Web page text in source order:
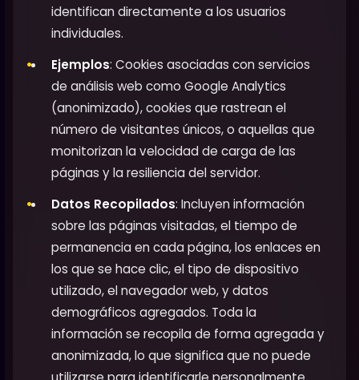
identifican directamente a los usuarios
individuales.
Ejemplos: Cookies asociadas con servicios
de análisis web como Google Analytics
(anonimizado), cookies que rastrean el
número de visitantes únicos, o aquellas que
monitorizan la velocidad de carga de las
páginas y la resiliencia del servidor.
Datos Recopilados: Incluyen información
sobre las páginas visitadas, el tiempo de
permanencia en cada página, los enlaces en
los que se hace clic, el tipo de dispositivo
utilizado, el navegador web, y datos
demográficos agregados. Toda la
información se recopila de forma agregada y
anonimizada, lo que significa que no puede